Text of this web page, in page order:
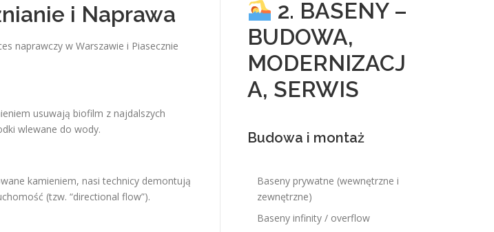
i Naprawa
naprawczy w Warszawie i Piasecznie
usuwają biofilm z najdalszych
wlewane do wody.
kamieniem, nasi technicy demontują
(tzw. “directional flow”).
2. BASENY –
BUDOWA,
MODERNIZACJ
A, SERWIS
Budowa i montaż
Baseny prywatne (wewnętrzne i
zewnętrzne)
Baseny infinity / overflow